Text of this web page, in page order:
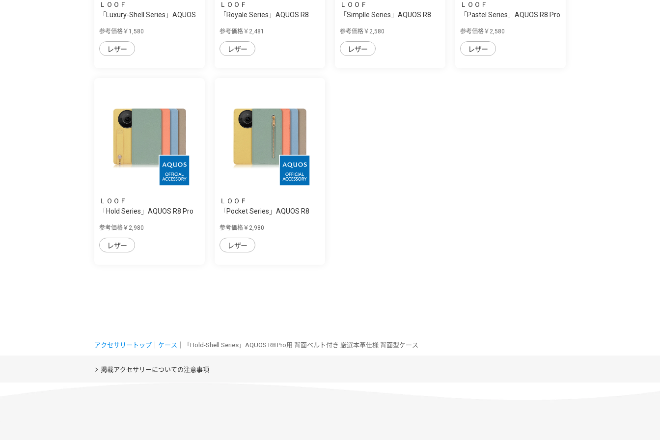
ＬＯＯＦ
「Luxury-Shell Series」AQUOS
参考価格￥1,580
レザー
ＬＯＯＦ
「Royale Series」AQUOS R8
参考価格￥2,481
レザー
ＬＯＯＦ
「Simplle Series」AQUOS R8
参考価格￥2,580
レザー
ＬＯＯＦ
「Pastel Series」AQUOS R8 Pro
参考価格￥2,580
レザー
ＬＯＯＦ
「Hold Series」AQUOS R8 Pro
参考価格￥2,980
レザー
ＬＯＯＦ
「Pocket Series」AQUOS R8
参考価格￥2,980
レザー
アクセサリートップ ケース ｜「Hold-Shell Series」AQUOS R8 Pro用 背面ベルト付き 厳選本革仕様 背面型ケース
掲載アクセサリーについての注意事項